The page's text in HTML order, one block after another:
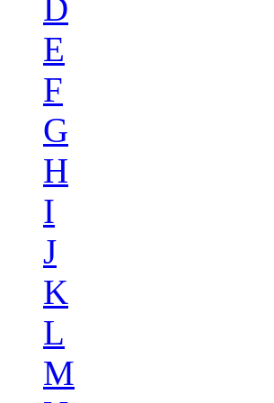
D
E
F
G
H
I
J
K
L
M